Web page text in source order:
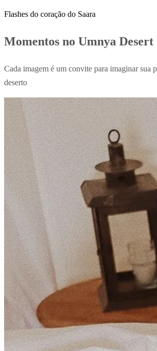
Flashes do coração do Saara
Momentos no Umnya Desert
Cada imagem é um convite para imaginar sua
deserto